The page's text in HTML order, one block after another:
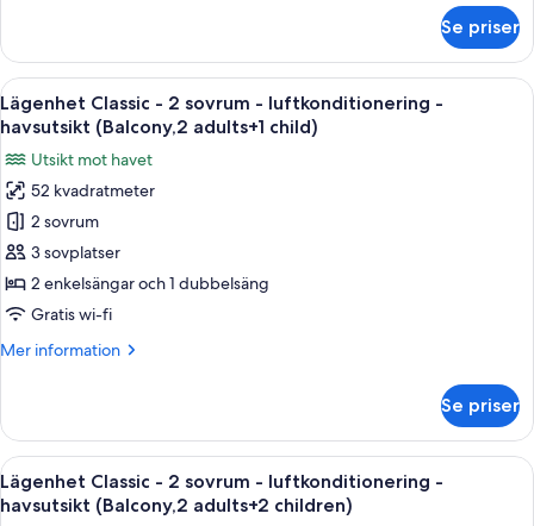
(Balcony,2
adults)
Classic
2
sovrum
luftkonditionering
havsutsikt
(Balcony,2
adults)
Se priser
Öppna
alla
för
Lägenhet
Classic
-
2
sovrum
luftkonditionering
(Balcony,2
adults+1
child)
Värdeförvaringsskåp på rummet,
7
Lägenhet Classic - 2 sovrum - luftkonditionering -
havsutsikt (Balcony,2 adults+1 child)
Utsikt mot havet
52 kvadratmeter
2 sovrum
3 sovplatser
2 enkelsängar och 1 dubbelsäng
Gratis wi-fi
Mer information
Mer
Classic
2
sovrum
Se priser
Öppna
alla
Värdeförvaringsskåp på rummet,
7
Lägenhet Classic - 2 sovrum - luftkonditionering -
havsutsikt (Balcony,2 adults+2 children)